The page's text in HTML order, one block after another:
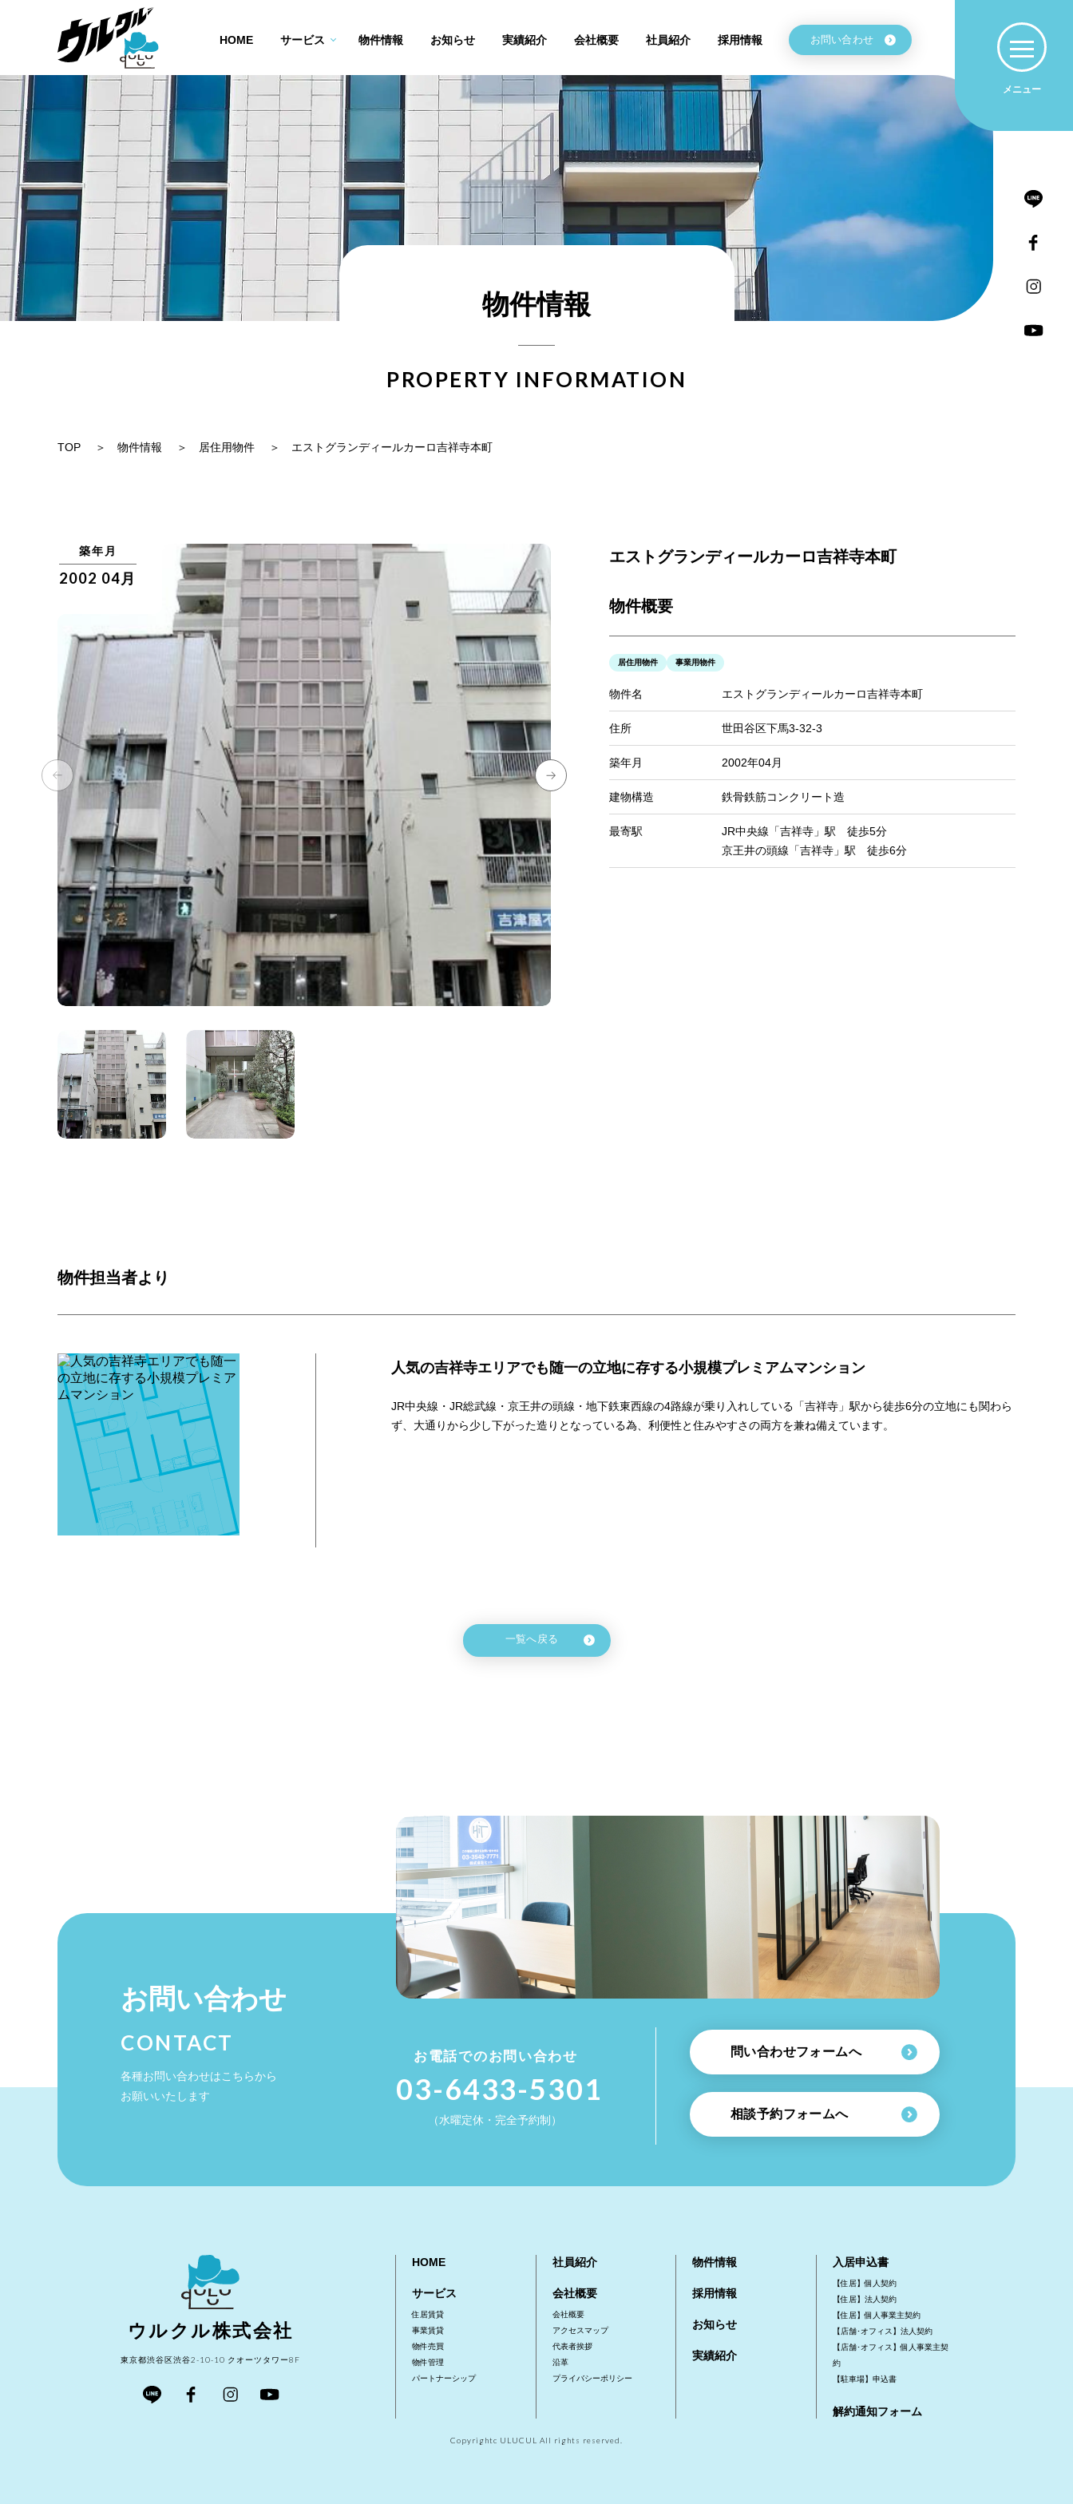
HOME サービス 物件情報 お知らせ 実績紹介 会社概要 社員紹介 採用情報 お問い合わせ
メニュー
物件情報
PROPERTY INFORMATION
TOP 物件情報 居住用物件 エストグランディールカーロ吉祥寺本町
築年月
2002 04月
エストグランディールカーロ吉祥寺本町
物件概要
居住用物件 事業用物件
物件名 エストグランディールカーロ吉祥寺本町
住所 世田谷区下馬3-32-3
築年月 2002年04月
建物構造 鉄骨鉄筋コンクリート造
最寄駅
JR中央線「吉祥寺」駅 徒歩5分
京王井の頭線「吉祥寺」駅 徒歩6分
物件担当者より
人気の吉祥寺エリアでも随一の立地に存する小規模プレミアムマンション
JR中央線・JR総武線・京王井の頭線・地下鉄東西線の4路線が乗り入れしている「吉祥寺」駅から徒歩6分の立地にも関わら
ず、大通りから少し下がった造りとなっている為、利便性と住みやすさの両方を兼ね備えています。
一覧へ戻る
お問い合わせ
CONTACT
各種お問い合わせはこちらから
お願いいたします
お電話でのお問い合わせ
03-6433-5301
（水曜定休・完全予約制）
問い合わせフォームへ
相談予約フォームへ
ウルクル株式会社
東京都渋谷区渋谷2-10-10 クオーツタワー8F
HOME
サービス
住居賃貸
事業賃貸
物件売買
物件管理
パートナーシップ
社員紹介
会社概要
会社概要
アクセスマップ
代表者挨拶
沿革
プライバシーポリシー
物件情報
採用情報
お知らせ
実績紹介
入居申込書
【住居】個人契約
【住居】法人契約
【住居】個人事業主契約
【店舗･オフィス】法人契約
【店舗･オフィス】個人事業主契
約
【駐車場】申込書
解約通知フォーム
Copyrightc ULUCUL All rights reserved.